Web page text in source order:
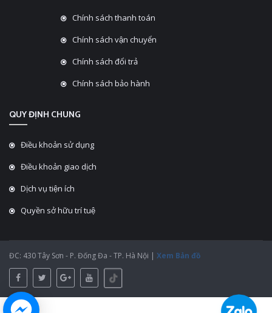
Chính sách thanh toán
Chính sách vận chuyển
Chính sách đổi trả
Chính sách bảo hành
QUY ĐỊNH CHUNG
Điều khoản sử dụng
Điều khoản giao dịch
Dịch vụ tiện ích
Quyền sở hữu trí tuệ
ĐC: 430 Tây Sơn - P. Đống Đa - TP. Hà Nội | Xem Bản đồ